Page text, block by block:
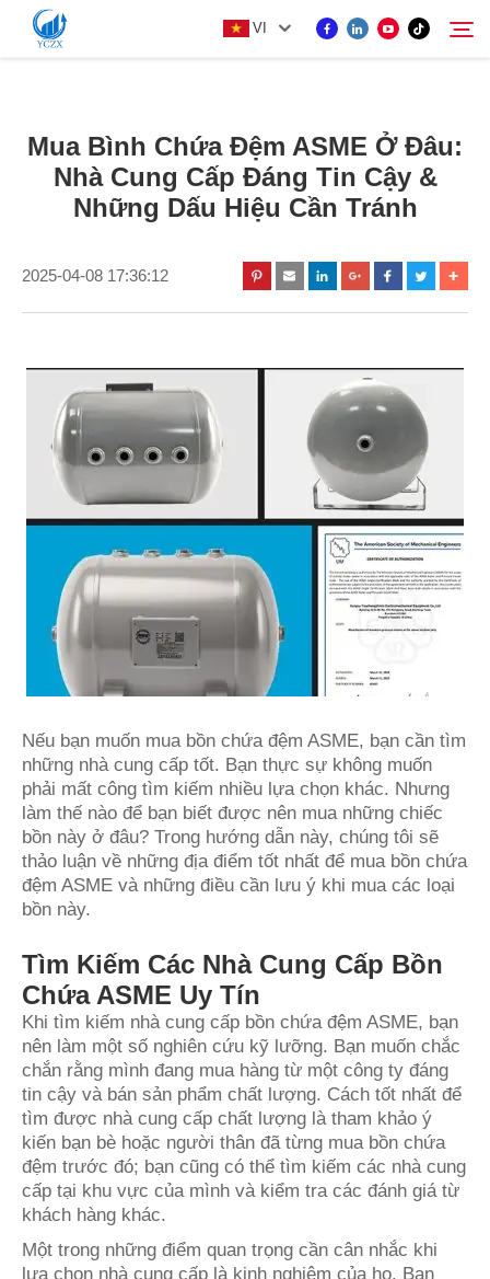
VI
SẢN PHẨM
VỀ CHÚNG TÔI
TIN TỨC
Tìm kiếm
Mua Bình Chứa Đệm ASME Ở Đâu:
Nhà Cung Cấp Đáng Tin Cậy &
Những Dấu Hiệu Cần Tránh
2025-04-08 17:36:12
Nếu bạn muốn mua bồn chứa đệm ASME, bạn cần tìm
những nhà cung cấp tốt. Bạn thực sự không muốn
phải mất công tìm kiếm nhiều lựa chọn khác. Nhưng
làm thế nào để bạn biết được nên mua những chiếc
bồn này ở đâu? Trong hướng dẫn này, chúng tôi sẽ
thảo luận về những địa điểm tốt nhất để mua bồn chứa
đệm ASME và những điều cần lưu ý khi mua các loại
bồn này.
Tìm Kiếm Các Nhà Cung Cấp Bồn
Chứa ASME Uy Tín
Khi tìm kiếm nhà cung cấp bồn chứa đệm ASME, bạn
nên làm một số nghiên cứu kỹ lưỡng. Bạn muốn chắc
chắn rằng mình đang mua hàng từ một công ty đáng
tin cậy và bán sản phẩm chất lượng. Cách tốt nhất để
tìm được nhà cung cấp chất lượng là tham khảo ý
kiến bạn bè hoặc người thân đã từng mua bồn chứa
đệm trước đó; bạn cũng có thể tìm kiếm các nhà cung
cấp tại khu vực của mình và kiểm tra các đánh giá từ
khách hàng khác.
Một trong những điểm quan trọng cần cân nhắc khi
lựa chọn nhà cung cấp là kinh nghiệm của họ. Bạn